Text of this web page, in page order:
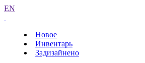
EN
Новое
Инвентарь
Задизайнено